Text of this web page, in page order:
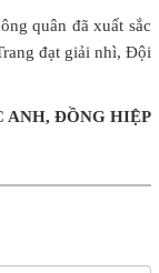
quân đã xuất sắc
đạt giải nhì, Đội
ANH, ĐỒNG HIỆP